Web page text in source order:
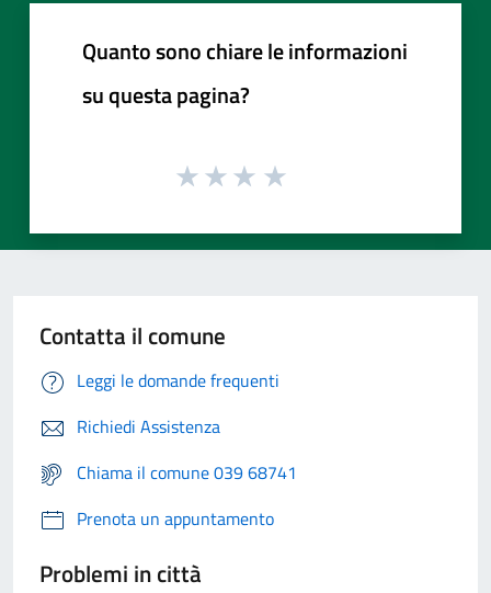
Quanto sono chiare le informazioni
su questa pagina?
Contatta il comune
Leggi le domande frequenti
Richiedi Assistenza
Chiama il comune 039 68741
Prenota un appuntamento
Problemi in città